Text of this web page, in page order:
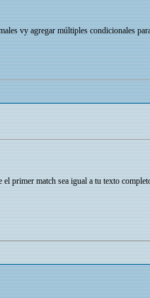
vy agregar múltiples condicionales
primer match sea igual a tu texto